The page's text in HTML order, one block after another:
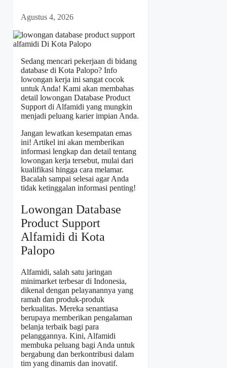
Agustus 4, 2026
Sedang mencari pekerjaan di bidang
database di Kota Palopo? Info
lowongan kerja ini sangat cocok
untuk Anda! Kami akan membahas
detail lowongan Database Product
Support di Alfamidi yang mungkin
menjadi peluang karier impian Anda.
Jangan lewatkan kesempatan emas
ini! Artikel ini akan memberikan
informasi lengkap dan detail tentang
lowongan kerja tersebut, mulai dari
kualifikasi hingga cara melamar.
Bacalah sampai selesai agar Anda
tidak ketinggalan informasi penting!
Lowongan Database
Product Support
Alfamidi di Kota
Palopo
Alfamidi, salah satu jaringan
minimarket terbesar di Indonesia,
dikenal dengan pelayanannya yang
ramah dan produk-produk
berkualitas. Mereka senantiasa
berupaya memberikan pengalaman
belanja terbaik bagi para
pelanggannya. Kini, Alfamidi
membuka peluang bagi Anda untuk
bergabung dan berkontribusi dalam
tim yang dinamis dan inovatif.